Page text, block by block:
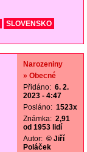
SLOVENSKO
Narozeniny
» Obecné
Přidáno: 6. 2.
2023 - 4:47
Posláno: 1523x
Známka: 2,91
od 1953 lidí
Autor: © Jiří
Poláček